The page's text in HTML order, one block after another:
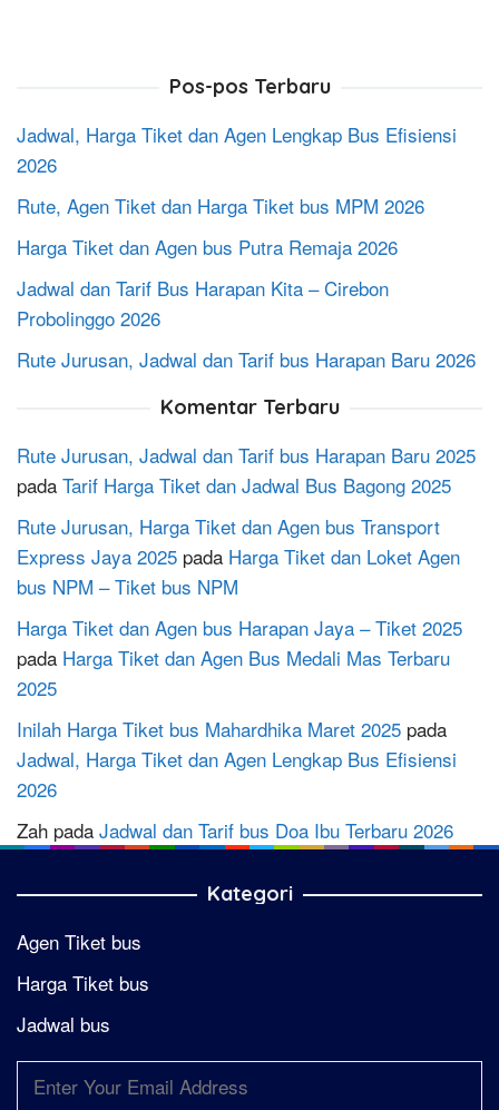
Pos-pos Terbaru
Jadwal, Harga Tiket dan Agen Lengkap Bus Efisiensi
2026
Rute, Agen Tiket dan Harga Tiket bus MPM 2026
Harga Tiket dan Agen bus Putra Remaja 2026
Jadwal dan Tarif Bus Harapan Kita – Cirebon
Probolinggo 2026
Rute Jurusan, Jadwal dan Tarif bus Harapan Baru 2026
Komentar Terbaru
Rute Jurusan, Jadwal dan Tarif bus Harapan Baru 2025
pada Tarif Harga Tiket dan Jadwal Bus Bagong 2025
Rute Jurusan, Harga Tiket dan Agen bus Transport
Express Jaya 2025 pada Harga Tiket dan Loket Agen
bus NPM – Tiket bus NPM
Harga Tiket dan Agen bus Harapan Jaya – Tiket 2025
pada Harga Tiket dan Agen Bus Medali Mas Terbaru
2025
Inilah Harga Tiket bus Mahardhika Maret 2025 pada
Jadwal, Harga Tiket dan Agen Lengkap Bus Efisiensi
2026
Zah pada Jadwal dan Tarif bus Doa Ibu Terbaru 2026
Kategori
Agen Tiket bus
Harga Tiket bus
Jadwal bus